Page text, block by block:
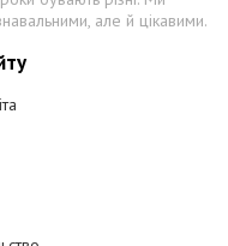
але й цікавими.